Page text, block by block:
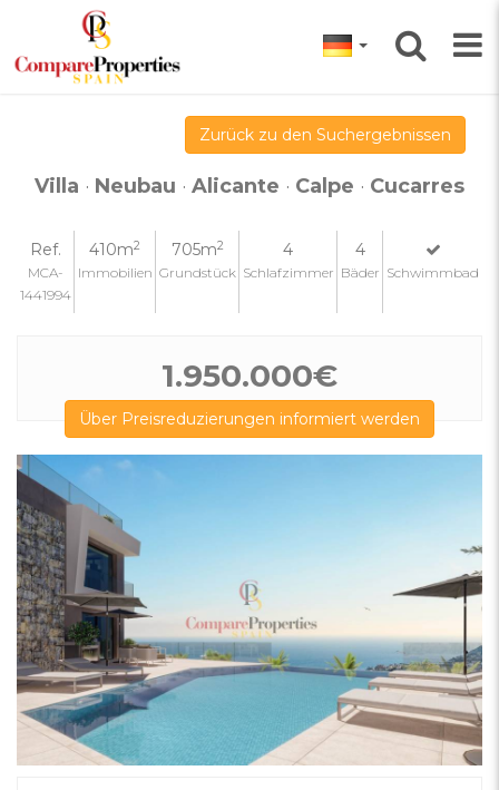
Zurück zu den Suchergebnissen
Villa · Neubau · Alicante · Calpe · Cucarres
Ref.
MCA-
1441994
410m2
Immobilien
705m2
Grundstück
4
Schlafzimmer
4
Bäder Schwimmbad
1.950.000€
Über Preisreduzierungen informiert werden